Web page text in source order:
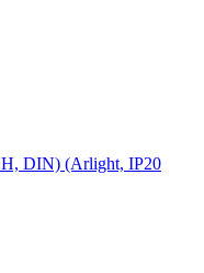
DIN) (Arlight, IP20